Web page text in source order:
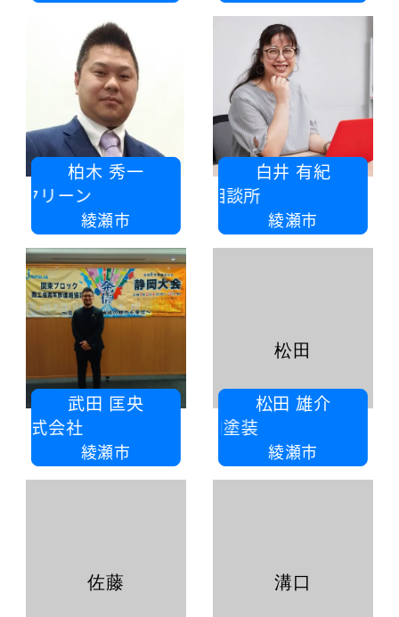
柏木 秀一
リーン
綾瀬市
白井 有紀
白雪相談所
綾瀬市
武田 匡央
式会社
綾瀬市
松田 雄介
松田塗装
綾瀬市
松田
佐藤 溝口